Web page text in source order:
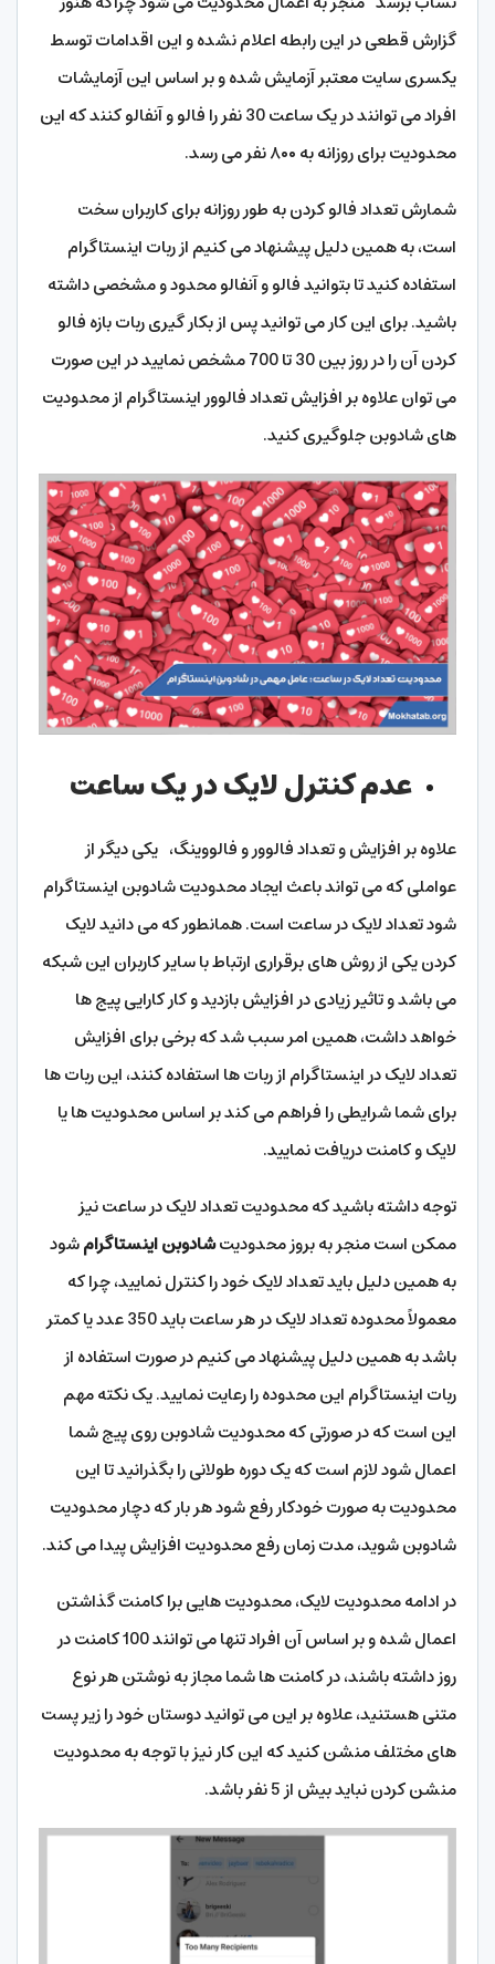
گزارش قطعی در این رابطه اعلام نشده و این اقدامات توسط
یکسری سایت معتبر آزمایش شده و بر اساس این آزمایشات
افراد می توانند در یک ساعت 30 نفر را فالو و آنفالو کنند که این
محدودیت برای روزانه به ۸۰۰ نفر می رسد.
شمارش تعداد فالو کردن به طور روزانه برای کاربران سخت
است، به همین دلیل پیشنهاد می کنیم از ربات اینستاگرام
استفاده کنید تا بتوانید فالو و آنفالو محدود و مشخصی داشته
باشید. برای این کار می توانید پس از بکار گیری ربات بازه فالو
کردن آن را در روز بین 30 تا 700 مشخص نمایید در این صورت
می توان علاوه بر افزایش تعداد فالوور اینستاگرام از محدودیت
های شادوبن جلوگیری کنید.
عدم کنترل لایک در یک ساعت
علاوه بر افزایش و تعداد فالوور و فالووینگ، یکی دیگر از
عواملی که می‌ تواند باعث ایجاد محدودیت شادوبن اینستاگرام
شود تعداد لایک در ساعت است. همانطور که می‌ دانید لایک
کردن یکی از روش های برقراری ارتباط با سایر کاربران این شبکه
می باشد و تاثیر زیادی در افزایش بازدید و کار کارایی پیج ها
خواهد داشت، همین امر سبب شد که برخی برای افزایش
تعداد لایک در اینستاگرام از ربات ها استفاده کنند، این ربات ها
برای شما شرایطی را فراهم می کند بر اساس محدودیت ها یا
لایک و کامنت دریافت نمایید.
توجه داشته باشید که محدودیت تعداد لایک در ساعت نیز
ممکن است منجر به بروز محدودیتشادوبن اینستاگرامشود
به همین دلیل باید تعداد لایک خود را کنترل نمایید، چرا که
معمولاً محدوده تعداد لایک در هر ساعت باید 350 عدد یا کمتر
باشد به همین دلیل پیشنهاد می کنیم در صورت استفاده از
ربات اینستاگرام این محدوده را رعایت نمایید. یک نکته مهم
این است که در صورتی که محدودیت شادوبن روی پیج شما
اعمال شود لازم است که یک دوره طولانی را بگذرانید تا این
محدودیت به صورت خودکار رفع شود هر بار که دچار محدودیت
شادوبن شوید، مدت زمان رفع محدودیت افزایش پیدا می کند.
در ادامه محدودیت لایک، محدودیت هایی برا کامنت گذاشتن
اعمال شده و بر اساس آن افراد تنها می توانند 100 کامنت در
روز داشته باشند، در کامنت ها شما مجاز به نوشتن هر نوع
متنی هستنید، علاوه بر این می توانید دوستان خود را زیر پست
های مختلف منشن کنید که این کار نیز با توجه به محدودیت
منشن کردن نباید بیش از 5 نفر باشد.